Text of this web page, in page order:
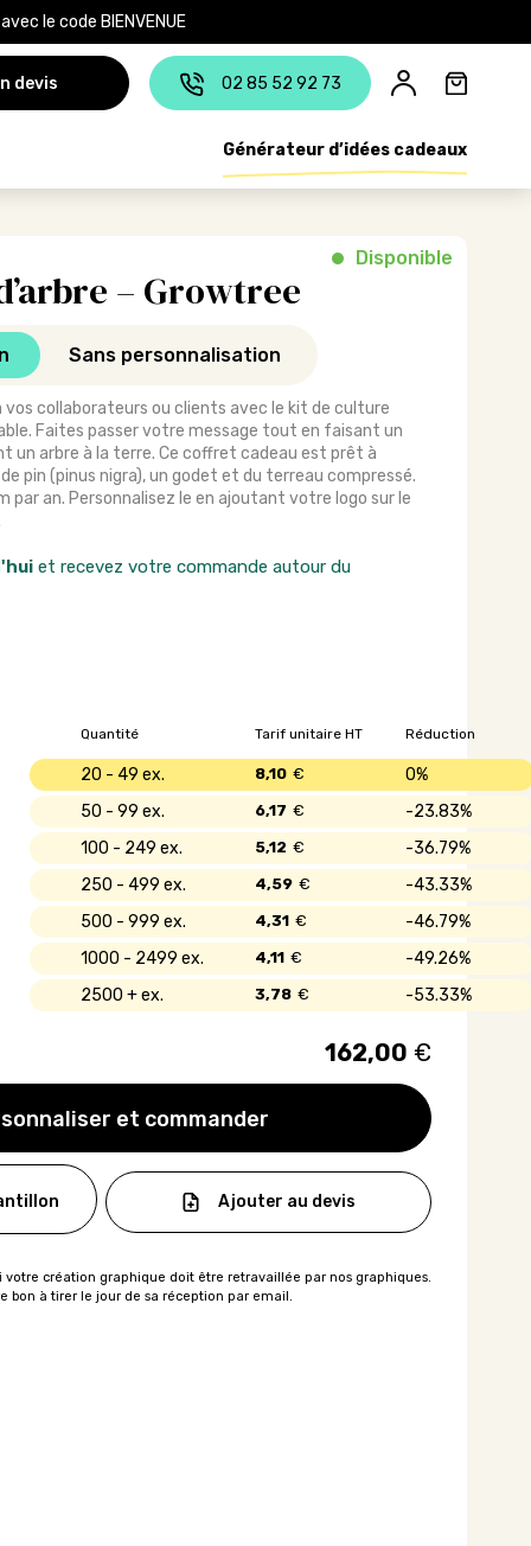
le code BIENVENUE
devis
02 85 52 92 73
Générateur d’idées cadeaux
– Growtree
Disponible
Sans personnalisation
vos collaborateurs ou clients avec le kit de culture
Faites passer votre message tout en faisant un
un arbre à la terre. Ce coffret cadeau est prêt à
pin (pinus nigra), un godet et du terreau compressé.
par an. Personnalisez le en ajoutant votre logo sur le
et recevez votre commande autour du
et commander
Quantité Réduction
Tarif unitaire HT
20 - 49 0%
8,10 €
50 - 99 23.83%
6,17 €
100 - 249 36.79%
5,12 €
250 - 499 43.33%
4,59 €
500 - 999 46.79%
4,31 €
1000 - 2499 49.26%
4,11 €
2500 + 53.33%
3,78 €
162,00 €
Ajouter au devis